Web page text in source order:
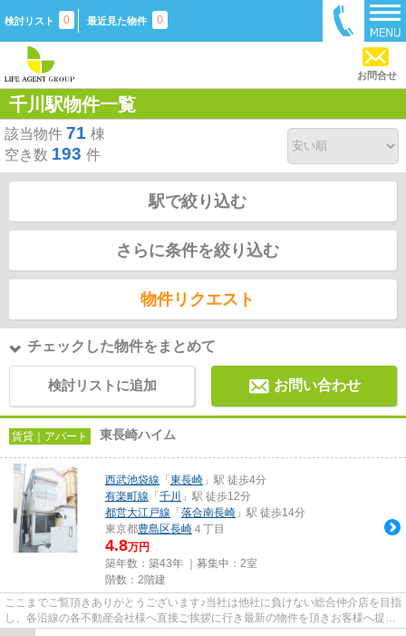
検討リスト 0 最近見た物件 0
お問合せ
千川駅物件一覧
該当物件 71 棟
空き数 193 件
駅で絞り込む
さらに条件を絞り込む
物件リクエスト
チェックした物件をまとめて
検討リストに追加 お問い合わせ
賃貸｜アパート 東長崎ハイム
西武池袋線 「 東長崎 」駅 徒歩4分
有楽町線 「 千川
」駅 徒歩12分
都営大江戸線 「 落合南長崎 」駅 徒歩14分
東京都豊島区長崎 ４丁目
4.8万円
築年数：築43年 ｜募集中： 2室
階数：2階建
ここまでご覧頂きありがとうございます♪当社は他社に負けない総合仲介店を目指
し、各沿線の各不動産会社様へ直接ご挨拶に行き最新の物件を頂きお客様へ提供